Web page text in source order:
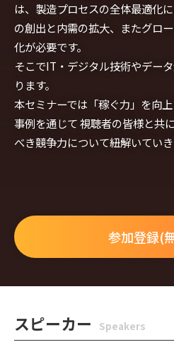
は、製造プロセスの全体最適化
の創出と内需の拡大、またグロ
化が必要です。
そこでIT・デジタル技術やデー
ります。
本セミナーでは「稼ぐ力」を向
事例を通じて視聴者の皆様と共
べき競争力について紐解いていき
参加登録(
スピーカー Speakers